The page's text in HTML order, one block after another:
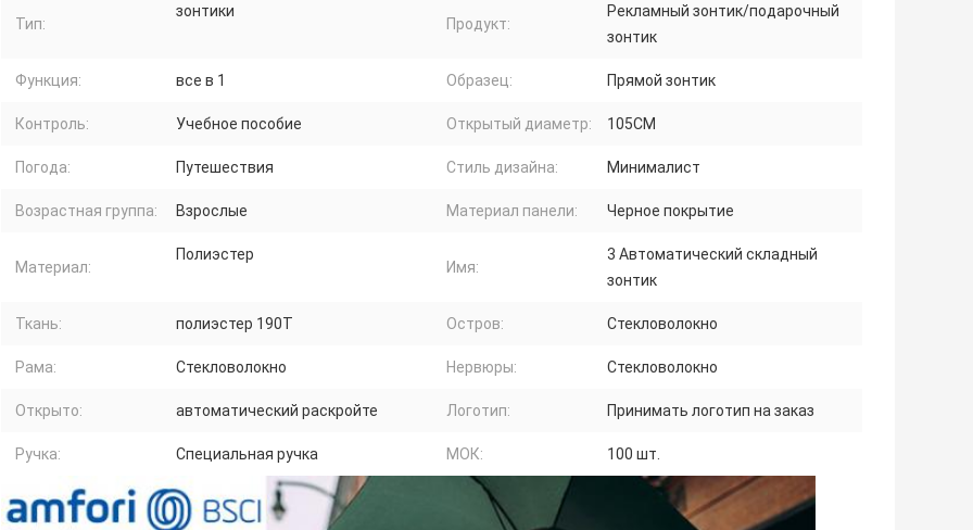
Тип:
зонтики
Продукт:
Рекламный зонтик/подарочный
зонтик
Функция: все в 1 Образец: Прямой зонтик
Контроль: Учебное пособие Открытый диаметр: 105CM
Погода: Путешествия Стиль дизайна: Минималист
Возрастная группа: Взрослые Материал панели: Черное покрытие
Материал:
Полиэстер
Имя:
3 Автоматический складный
зонтик
Ткань: полиэстер 190T Остров: Стекловолокно
Рама: Стекловолокно Нервюры: Стекловолокно
Открыто: автоматический раскройте Логотип: Принимать логотип на заказ
Ручка: Специальная ручка МОК: 100 шт.